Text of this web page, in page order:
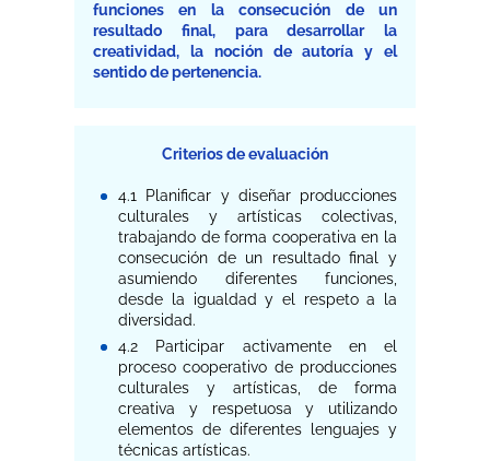
funciones en la consecución de un
resultado final, para desarrollar la
creatividad, la noción de autoría y el
sentido de pertenencia.
Criterios de evaluación
4.1 Planificar y diseñar producciones
culturales y artísticas colectivas,
trabajando de forma cooperativa en la
consecución de un resultado final y
asumiendo diferentes funciones,
desde la igualdad y el respeto a la
diversidad.
4.2 Participar activamente en el
proceso cooperativo de producciones
culturales y artísticas, de forma
creativa y respetuosa y utilizando
elementos de diferentes lenguajes y
técnicas artísticas.